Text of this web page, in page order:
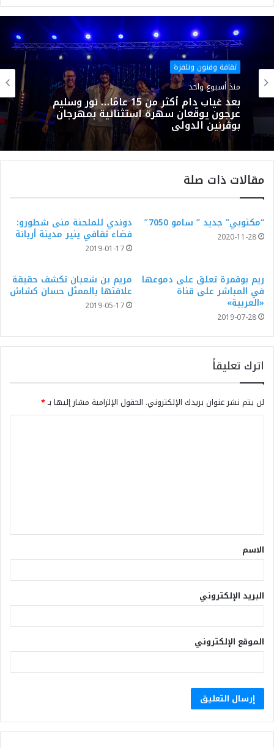
الويب
ثقافة وفنون وتلفزة
منذ أسبوع واحد
بعد غياب دام أكثر من 15 عامًا… نور وسليم
عرجون يوقّعان سهرة استثنائية بمهرجان
بوڨرنين الدولي
مقالات ذات صلة
“مكتوبي” جديد ” سامو 7050″
2020-11-28
دوندي للملحنة منى شطورو:
فضاء ثقافي ينير مدينة أريانة
2019-01-17
ريم بوقمرة تعلق على دموعها
في المباشر على قناة
«العربية»
2019-07-28
مريم بن شعبان تكشف حقيقة
علاقتها بالممثل حسان كشاش
2019-05-17
اترك تعليقاً
لن يتم نشر عنوان بريدك الإلكتروني. الحقول الإلزامية مشار إليها بـ*
الاسم
البريد الإلكتروني
الموقع الإلكتروني